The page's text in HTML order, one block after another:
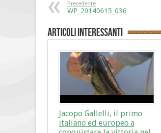
Precedente
WP_20140615_036
Articoli interessanti
Jacopo Gallelli, il primo
italiano ed europeo a